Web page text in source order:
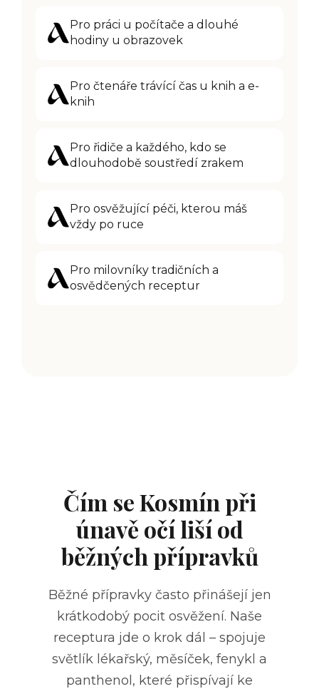
Pro práci u počítače a dlouhé
hodiny u obrazovek
Pro čtenáře trávící čas u knih a e-
knih
Pro řidiče a každého, kdo se
dlouhodobě soustředí zrakem
Pro osvěžující péči, kterou máš
vždy po ruce
Pro milovníky tradičních a
osvědčených receptur
Čím se Kosmín při
únavě očí liší od
běžných přípravků
Běžné přípravky často přinášejí jen
krátkodobý pocit osvěžení. Naše
receptura jde o krok dál – spojuje
světlík lékařský, měsíček, fenykl a
panthenol, které přispívají ke